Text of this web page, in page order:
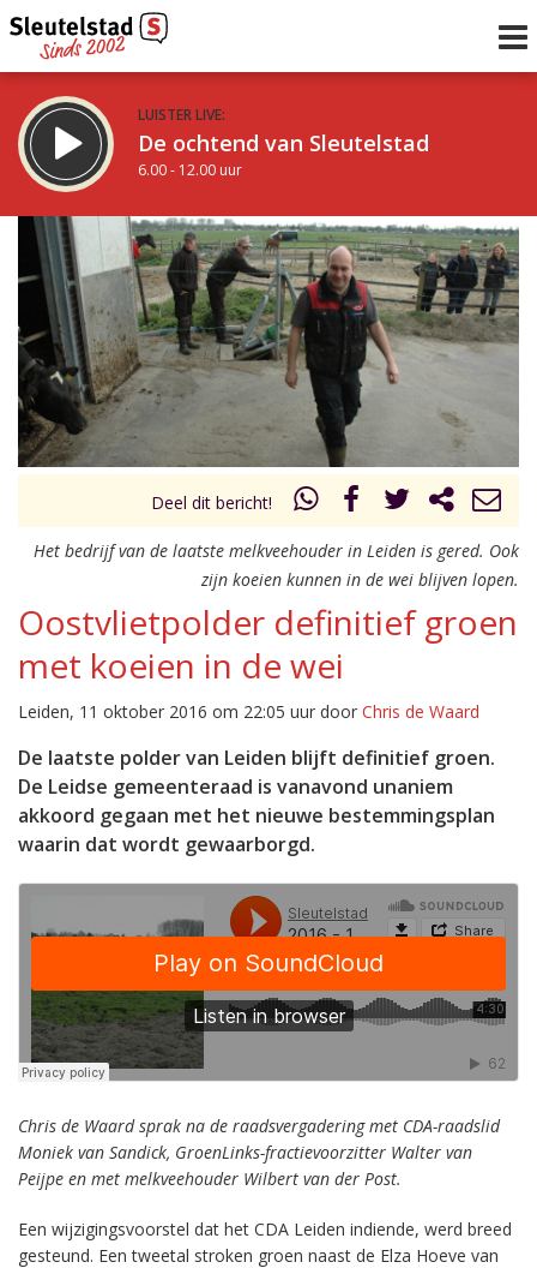
LUISTER LIVE:
De ochtend van Sleutelstad
6.00 - 12.00 uur
STRAKS:
De middag van Sleutelstad
12.00 - 18.00 uur
Vorig uur
uur 1 van 0 Volgend uur
Inklappen
Deel dit bericht!
Het bedrijf van de laatste melkveehouder in Leiden is gered. Ook
zijn koeien kunnen in de wei blijven lopen.
Oostvlietpolder definitief groen
met koeien in de wei
Leiden, 11 oktober 2016 om 22:05 uur door Chris de Waard
De laatste polder van Leiden blijft definitief groen.
De Leidse gemeenteraad is vanavond unaniem
akkoord gegaan met het nieuwe bestemmingsplan
waarin dat wordt gewaarborgd.
Chris de Waard sprak na de raadsvergadering met CDA-raadslid
Moniek van Sandick, GroenLinks-fractievoorzitter Walter van
Peijpe en met melkveehouder Wilbert van der Post.
Een wijzigingsvoorstel dat het CDA Leiden indiende, werd breed
gesteund. Een tweetal stroken groen naast de Elza Hoeve van